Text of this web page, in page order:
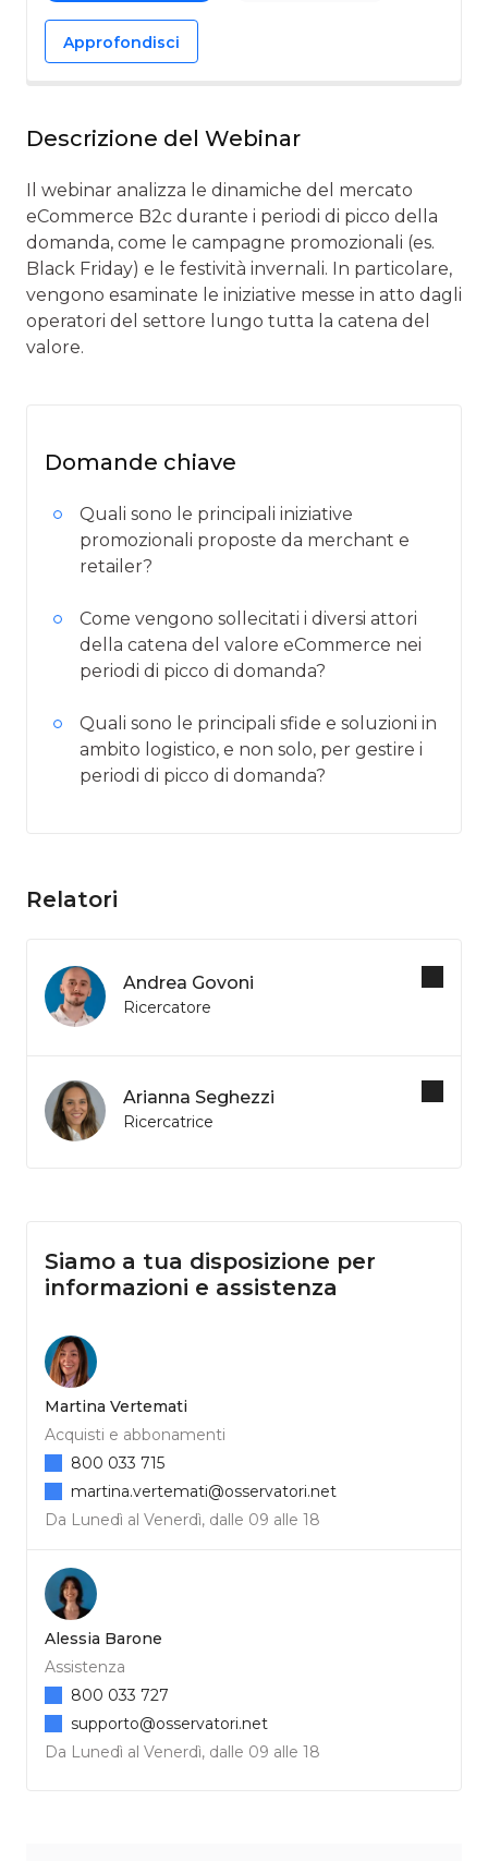
Approfondisci
Descrizione del Webinar
Il webinar analizza le dinamiche del mercato
eCommerce B2c durante i periodi di picco della
domanda, come le campagne promozionali (es.
Black Friday) e le festività invernali. In particolare,
vengono esaminate le iniziative messe in atto dagli
operatori del settore lungo tutta la catena del
valore.
Domande chiave
Quali sono le principali iniziative
promozionali proposte da merchant e
retailer?
Come vengono sollecitati i diversi attori
della catena del valore eCommerce nei
periodi di picco di domanda?
Quali sono le principali sfide e soluzioni in
ambito logistico, e non solo, per gestire i
periodi di picco di domanda?
Relatori
Andrea Govoni
Ricercatore
Arianna Seghezzi
Ricercatrice
Siamo a tua disposizione per
informazioni e assistenza
Martina Vertemati
Acquisti e abbonamenti
Da Lunedì al Venerdì, dalle 09 alle 18
800 033 715
martina.vertemati@osservatori.net
Alessia Barone
Assistenza
Da Lunedì al Venerdì, dalle 09 alle 18
800 033 727
supporto@osservatori.net